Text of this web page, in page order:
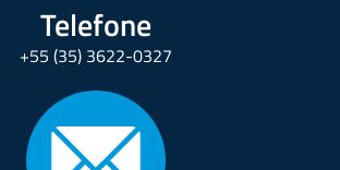
Telefone
+55 (35) 3622-0327